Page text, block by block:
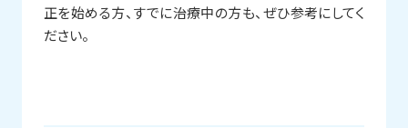
正を始める方、すでに治療中の方も、ぜひ参考にしてく
ださい。